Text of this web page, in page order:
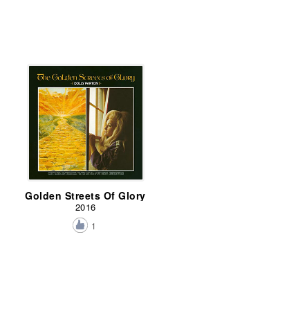
Golden Streets Of Glory
2016
1